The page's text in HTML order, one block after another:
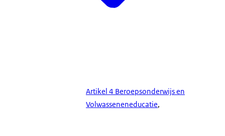
Artikel 4 Beroepsonderwijs en
Volwasseneneducatie,